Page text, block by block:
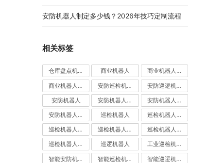
安防机器人制定多少钱？2026年技巧定制流程
相关标签
仓库盘点机器人 商业机器人 商业机器人底盘
商业机器人底盘公司 安防巡检机器人 安防巡逻机器人
安防机器人 安防机器人价格 安防机器人公司
安防机器人定制 巡检机器人 巡检机器人价格
巡检机器人公司 巡检机器人厂家 巡检机器人定制
巡检机器人应用 巡逻机器人 工业巡检机器人
智能安防机器人 智能巡检机器人 智能巡逻机器人